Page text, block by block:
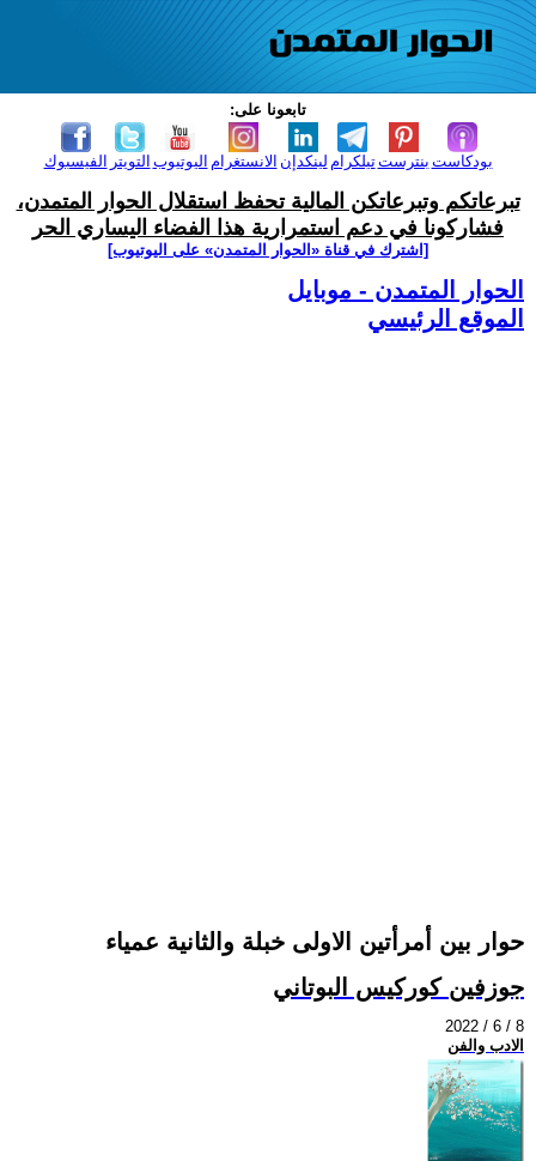
تابعونا على:
الفيسبوك التويتر اليوتيوب الانستغرام لينكدإن تيلكرامبنترست بودكاست
تبرعاتكم وتبرعاتكن المالية تحفظ استقلال الحوار المتمدن،
فشاركونا في دعم استمرارية هذا الفضاء اليساري الحر
[اشترك في قناة ‫«الحوار المتمدن» على اليوتيوب]
الحوار المتمدن - موبايل
الموقع الرئيسي
حوار بين أمرأتين الاولى خبلة والثانية عمياء
جوزفين كوركيس البوتاني
2022 / 6 / 8
الادب والفن